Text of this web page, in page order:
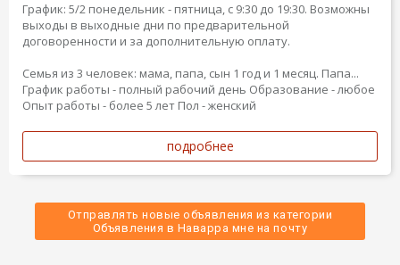
График: 5/2 понедельник - пятница, с 9:30 до 19:30. Возможны
выходы в выходные дни по предварительной
договоренности и за дополнительную оплату.
Семья из 3 человек: мама, папа, сын 1 год и 1 месяц. Папа...
График работы - полный рабочий день Образование - любое
Опыт работы - более 5 лет Пол - женский
подробнее
Отправлять новые объявления из категории
Объявления в Наварра мне на почту